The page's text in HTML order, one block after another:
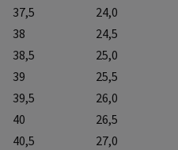
37,5
24,0
38
24,5
38,5
25,0
39
25,5
39,5
26,0
40
26,5
40,5
27,0